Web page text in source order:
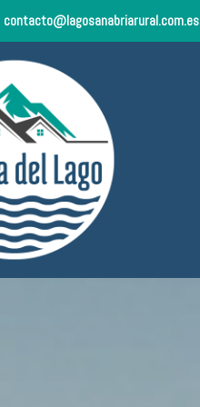
contacto@lagosanabriarural.com.es